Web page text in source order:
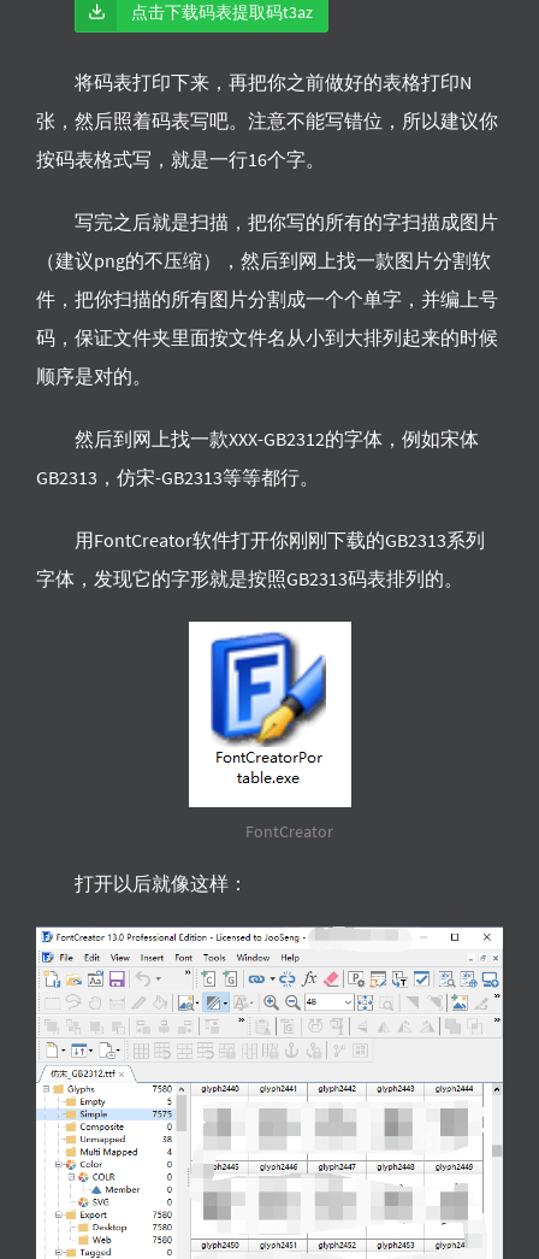
点击下载码表提取码t3az
将码表打印下来，再把你之前做好的表格打印N
张，然后照着码表写吧。注意不能写错位，所以建议你
按码表格式写，就是一行16个字。
写完之后就是扫描，把你写的所有的字扫描成图片
（建议png的不压缩），然后到网上找一款图片分割软
件，把你扫描的所有图片分割成一个个单字，并编上号
码，保证文件夹里面按文件名从小到大排列起来的时候
顺序是对的。
然后到网上找一款XXX-GB2312的字体，例如宋体
GB2313，仿宋-GB2313等等都行。
用FontCreator软件打开你刚刚下载的GB2313系列
字体，发现它的字形就是按照GB2313码表排列的。
FontCreator
打开以后就像这样：